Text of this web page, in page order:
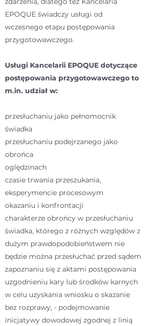
EPOQUE świadczy usługi od
wczesnego etapu postępowania
przygotowawczego.
Usługi Kancelarii EPOQUE dotyczące
postępowania przygotowawczego to
m.in. udział w:
przesłuchaniu jako pełnomocnik
świadka
przesłuchaniu podejrzanego jako
obrońca
oględzinach
czasie trwania przeszukania,
eksperymencie procesowym
okazaniu i konfrontacji
charakterze obrońcy w przesłuchaniu
świadka, którego z różnych względów z
dużym prawdopodobieństwem nie
będzie można przesłuchać przed sądem
zapoznaniu się z aktami postępowania
uzgodnieniu kary lub środków karnych
w celu uzyskania wniosku o skazanie
bez rozprawy; - podejmowanie
inicjatywy dowodowej zgodnej z linią